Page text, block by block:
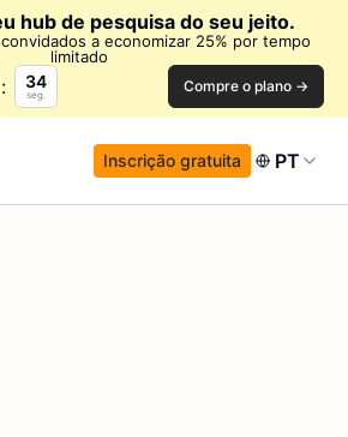
hub de pesquisa do seu jeito.
a economizar 25% por tempo
limitado
33
seg. Compre o plano →
Inscrição gratuita PT